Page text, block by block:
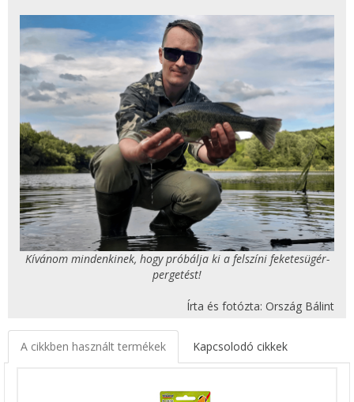
Kívánom mindenkinek, hogy próbálja ki a felszíni feketesügér-
pergetést!
Írta és fotózta: Ország Bálint
A cikkben használt termékek Kapcsolodó cikkek